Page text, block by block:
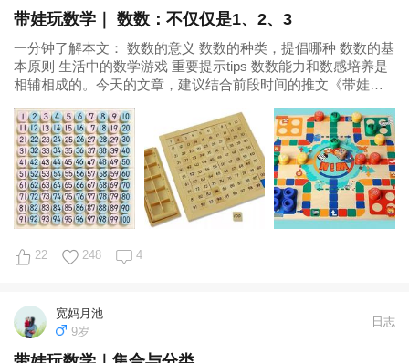
带娃玩数学｜ 数数：不仅仅是1、2、3
一分钟了解本文： 数数的意义 数数的种类，提倡哪种 数数的基
本原则 生活中的数学游戏 重要提示tips 数数能力和数感培养是
相辅相成的。今天的文章，建议结合前段时间的推文《带娃玩
22 248 4
宽妈月池
9岁
日志